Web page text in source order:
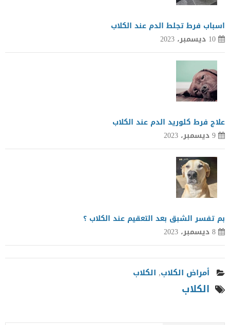
اسباب فرط تجلط الدم عند الكلاب
10 ديسمبر، 2023
علاج فرط كلوريد الدم عند الكلاب
9 ديسمبر، 2023
بم تفسر الشبق بعد التعقيم عند الكلاب ؟
8 ديسمبر، 2023
أمراض الكلاب, الكلاب
الكلاب